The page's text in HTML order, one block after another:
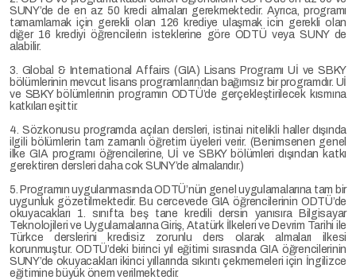
SUNY’de de en az 50 kredi almaları gerekmektedir. Ayrıca, programı
tamamlamak için gerekli olan 126 krediye ulaşmak icin gerekli olan
diğer 16 krediyi öğrencilerin isteklerine göre ODTÜ veya SUNY de
alabilir.
3. Global & International Affairs (GIA) Lisans Programı Uİ ve SBKY
bölümlerinin mevcut lisans programlarından bağımsız bir programdır. Uİ
ve SBKY bölümlerinin programın ODTÜ’de gerçekleştirilecek kısmına
katkıları eşittir.
4. Sözkonusu programda açılan dersleri, istinai nitelikli haller dışında
ilgili bölümlerin tam zamanlı öğretim üyeleri verir. (Benimsenen genel
ilke GIA programı öğrencilerine, Uİ ve SBKY bölümleri dışından katkı
gerektiren dersleri daha cok SUNY’de almalarıdır.)
5. Programın uygulanmasında ODTÜ’nün genel uygulamalarına tam bir
uygunluk gözetilmektedir. Bu cercevede GIA öğrencilerinin ODTÜ’de
okuyacakları 1. sınıfta beş tane kredili dersin yanısıra Bilgisayar
Teknolojileri ve Uygulamalarına Giriş, Atatürk İlkeleri ve Devrim Tarihi ile
Türkce derslerini kredisiz zorunlu ders olarak almaları ilkesi
korunmuştur. ODTÜ’deki birinci yıl eğitimi sırasında GIA öğrencilerinin
SUNY’de okuyacakları ikinci yıllarında sıkıntı çekmemeleri için İngilizce
eğitimine büyük önem verilmektedir.